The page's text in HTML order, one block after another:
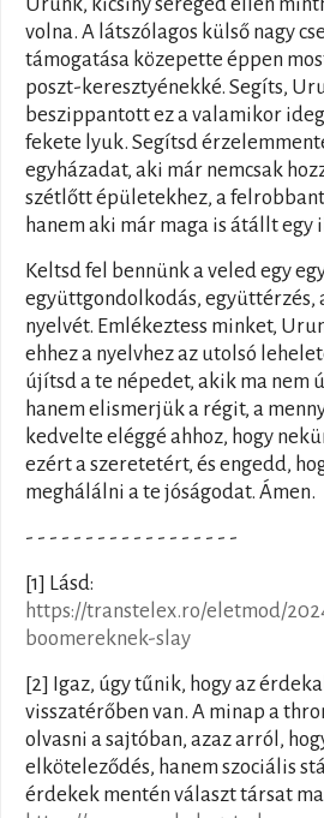
volna. A látszólagos külső nagy
támogatása közepette éppen
poszt-keresztyénekké. Segíts,
beszippantott ez a valamikor
fekete lyuk. Segítsd
egyházadat, aki már nemcsak
szétlőtt épületekhez, a
hanem aki már maga is átállt
Keltsd fel bennünk a veled egy
együttgondolkodás, együttérzés,
nyelvét. Emlékeztess minket,
ehhez a nyelvhez az utolsó
újítsd a te népedet, akik ma nem
hanem elismerjük a régit, a
kedvelte eléggé ahhoz, hogy
ezért a szeretetért, és engedd,
meghálálni a te jóságodat. Ámen.
- - - - - - - - - - - - - - - - - -
[1] Lásd:
https://transtelex.ro/eletmod/
boomereknek-slay
[2] Igaz, úgy tűnik, hogy az
visszatérőben van. A minap a
olvasni a sajtóban, azaz arról,
elköteleződés, hanem szociális
érdekek mentén választ társat